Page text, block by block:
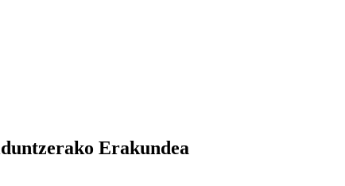
Erakundea